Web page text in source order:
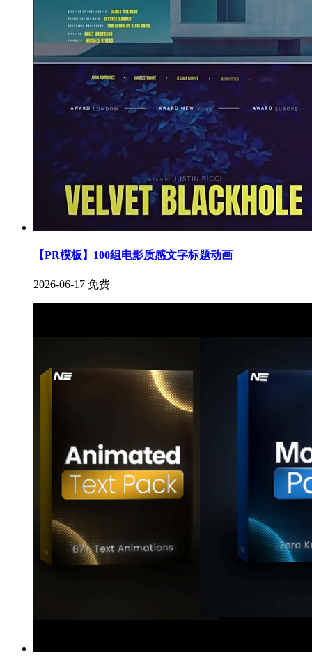
【PR模板】100组电影质感文字标题动画
2026-06-17 免费